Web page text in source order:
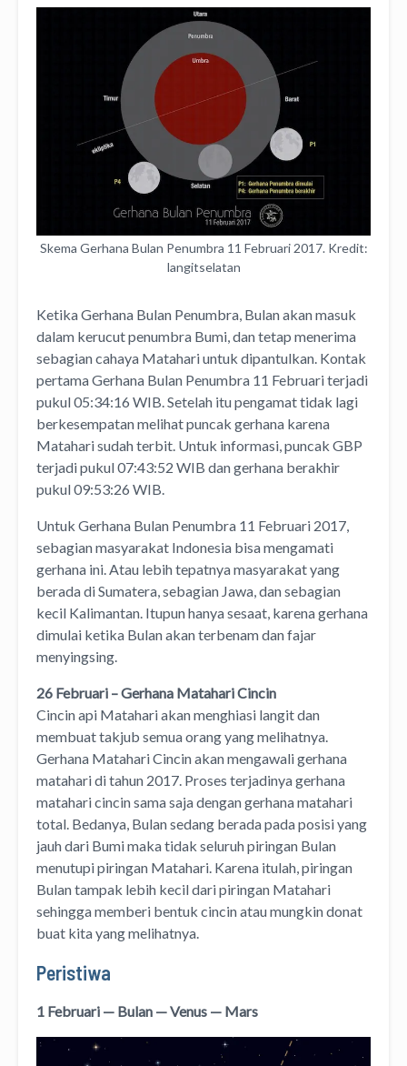
Skema Gerhana Bulan Penumbra 11 Februari 2017. Kredit:
langitselatan
Ketika Gerhana Bulan Penumbra, Bulan akan masuk
dalam kerucut penumbra Bumi, dan tetap menerima
sebagian cahaya Matahari untuk dipantulkan. Kontak
pertama Gerhana Bulan Penumbra 11 Februari terjadi
pukul 05:34:16 WIB. Setelah itu pengamat tidak lagi
berkesempatan melihat puncak gerhana karena
Matahari sudah terbit. Untuk informasi, puncak GBP
terjadi pukul 07:43:52 WIB dan gerhana berakhir
pukul 09:53:26 WIB.
Untuk Gerhana Bulan Penumbra 11 Februari 2017,
sebagian masyarakat Indonesia bisa mengamati
gerhana ini. Atau lebih tepatnya masyarakat yang
berada di Sumatera, sebagian Jawa, dan sebagian
kecil Kalimantan. Itupun hanya sesaat, karena gerhana
dimulai ketika Bulan akan terbenam dan fajar
menyingsing.
26 Februari – Gerhana Matahari Cincin
Cincin api Matahari akan menghiasi langit dan
membuat takjub semua orang yang melihatnya.
Gerhana Matahari Cincin akan mengawali gerhana
matahari di tahun 2017. Proses terjadinya gerhana
matahari cincin sama saja dengan gerhana matahari
total. Bedanya, Bulan sedang berada pada posisi yang
jauh dari Bumi maka tidak seluruh piringan Bulan
menutupi piringan Matahari. Karena itulah, piringan
Bulan tampak lebih kecil dari piringan Matahari
sehingga memberi bentuk cincin atau mungkin donat
buat kita yang melihatnya.
Peristiwa
1 Februari — Bulan — Venus — Mars